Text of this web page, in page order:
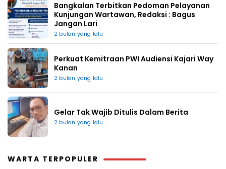
Bangkalan Terbitkan Pedoman Pelayanan
Kunjungan Wartawan, Redaksi : Bagus
Jangan Lari
2 bulan yang lalu
Perkuat Kemitraan PWI Audiensi Kajari Way
Kanan
2 bulan yang lalu
Gelar Tak Wajib Ditulis Dalam Berita
2 bulan yang lalu
WARTA TERPOPULER